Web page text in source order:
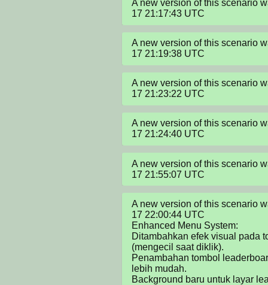
A new version of this scenario
17 21:17:43 UTC
A new version of this scenario
17 21:19:38 UTC
A new version of this scenario
17 21:23:22 UTC
A new version of this scenario
17 21:24:40 UTC
A new version of this scenario
17 21:55:07 UTC
A new version of this scenario
17 22:00:44 UTC
Enhanced Menu System:
Ditambahkan efek visual pada
(mengecil saat diklik).
Penambahan tombol
lebih mudah.
Background baru untuk layar